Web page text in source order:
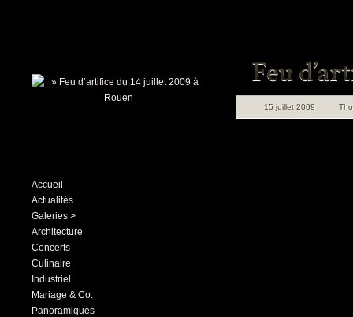
Accueil
Actualités
Galeries >
Architecture
Concerts
Culinaire
Industriel
Mariage & Co.
Panoramiques
15 juillet 2009